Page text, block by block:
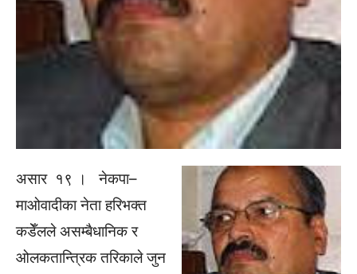
असार १९ । नेकपा–
माओवादीका नेता हरिभक्त
कडेँलले असम्बैधानिक र
ओलकतान्त्रिक तरिकाले जुन